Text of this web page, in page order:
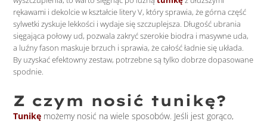
rękawami i dekolcie w kształcie litery V, który sprawia, że górna część
sylwetki zyskuje lekkości i wydaje się szczuplejsza. Długość ubrania
sięgająca połowy ud, pozwala zakryć szerokie biodra i masywne uda,
a luźny fason maskuje brzuch i sprawia, że całość ładnie się układa.
By uzyskać efektowny zestaw, potrzebne są tylko dobrze dopasowane
spodnie.
Z czym nosić tunikę?
Tunikę możemy nosić na wiele sposobów. Jeśli jest gorąco,